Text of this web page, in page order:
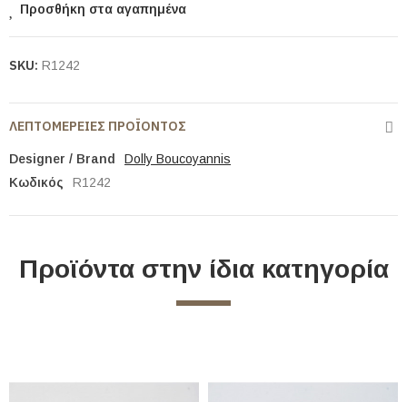
Προσθήκη στα αγαπημένα
SKU: R1242
ΛΕΠΤΟΜΈΡΕΙΕΣ ΠΡΟΪΌΝΤΟΣ
Designer / Brand
Dolly Boucoyannis
Κωδικός
R1242
Προϊόντα στην ίδια κατηγορία